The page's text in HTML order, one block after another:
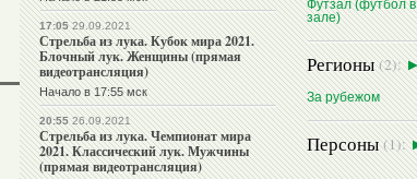
17:0529.09.2021
Стрельба из лука. Кубок мира 2021.
Блочный лук. Женщины (прямая
видеотрансляция)
Начало в 17:55 мск
20:5526.09.2021
Стрельба из лука. Чемпионат мира
2021. Классический лук. Мужчины
(прямая видеотрансляция)
Футзал (футбол в
зале)
Регионы(2):
За рубежом
Персоны(1):